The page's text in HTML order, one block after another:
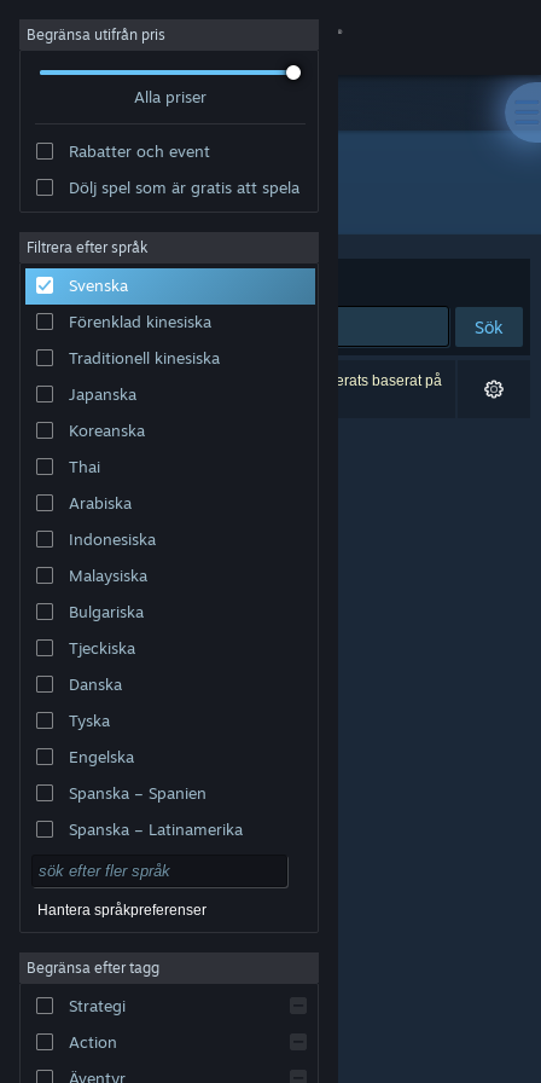
Logga in
Om
Support
Byt språk
Skaffa Steams mobilapp
Se skrivbordswebbplats
varumärken tillhör respektive ägare i USA och andra
Tillgänglighet
Återbetalningar|
Begränsa utifrån pris
Alla priser
Rabatter och event
Dölj spel som är gratis att spela
Filtrera efter språk
Svenska
Förenklad kinesiska
Traditionell kinesiska
Japanska
Koreanska
Thai
Arabiska
Indonesiska
Malaysiska
Bulgariska
Tjeckiska
Danska
Tyska
Engelska
Spanska – Spanien
Spanska – Latinamerika
Hantera språkpreferenser
Begränsa efter tagg
Strategi
Action
Äventyr
Utvecklare: GabiVlg
Sortera efter Relevans
Sök
0 träffar matchade din sökning. 1 titel har exkluderats baserat på
dina preferenser.